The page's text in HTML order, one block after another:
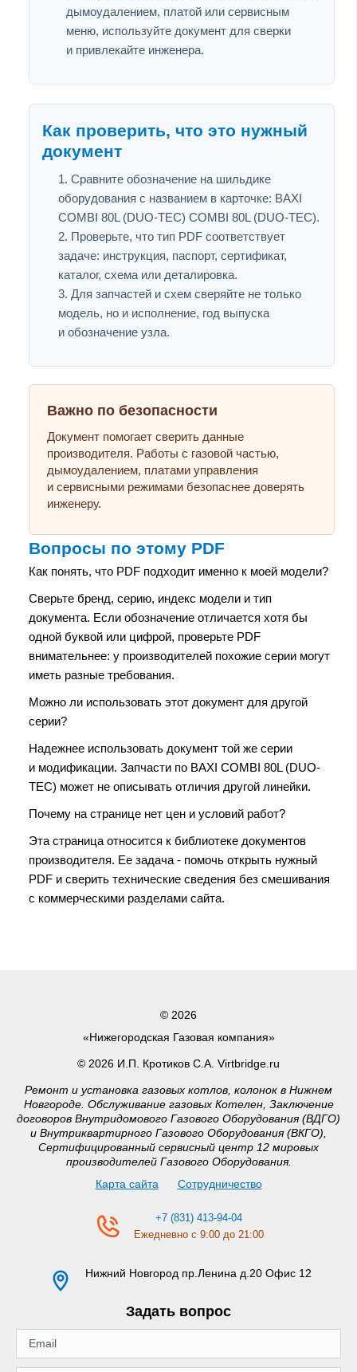
дымоудалением, платой или сервисным
меню, используйте документ для сверки
и привлекайте инженера.
Как проверить, что это нужный
документ
Сравните обозначение на шильдике
оборудования с названием в карточке: BAXI
COMBI 80L (DUO-TEC) COMBI 80L (DUO-TEC).
Проверьте, что тип PDF соответствует
задаче: инструкция, паспорт, сертификат,
каталог, схема или деталировка.
Для запчастей и схем сверяйте не только
модель, но и исполнение, год выпуска
и обозначение узла.
Важно по безопасности
Документ помогает сверить данные
производителя. Работы с газовой частью,
дымоудалением, платами управления
и сервисными режимами безопаснее доверять
инженеру.
Вопросы по этому PDF
Как понять, что PDF подходит именно к моей модели?
Сверьте бренд, серию, индекс модели и тип
документа. Если обозначение отличается хотя бы
одной буквой или цифрой, проверьте PDF
внимательнее: у производителей похожие серии могут
иметь разные требования.
Можно ли использовать этот документ для другой
серии?
Надежнее использовать документ той же серии
и модификации. Запчасти по BAXI COMBI 80L (DUO-
TEC) может не описывать отличия другой линейки.
Почему на странице нет цен и условий работ?
Эта страница относится к библиотеке документов
производителя. Ее задача - помочь открыть нужный
PDF и сверить технические сведения без смешивания
с коммерческими разделами сайта.
© 2026
«Нижегородская Газовая компания»
© 2026 И.П. Кротиков С.А. Virtbridge.ru
Ремонт и установка газовых котлов, колонок в Нижнем
Новгороде. Обслуживание газовых Котелен, Заключение
договоров Внутридомового Газового Оборудования (ВДГО)
и Внутриквартирного Газового Оборудования (ВКГО),
Сертифицированный сервисный центр 12 мировых
производителей Газового Оборудования.
Карта сайта
Сотрудничество
+7 (831) 413-94-04
Ежедневно с 9:00 до 21:00
Нижний Новгород пр.Ленина д.20 Офис 12
Задать вопрос